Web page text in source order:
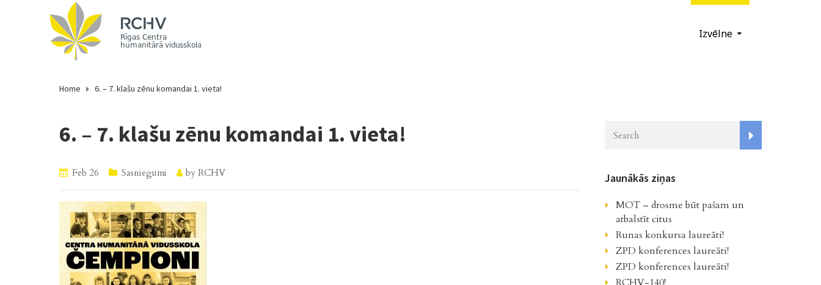
Izvēlne
Home 6. – 7. klašu zēnu komandai 1. vieta!
6. – 7. klašu zēnu komandai 1. vieta!
Feb 26 Sasniegumi by RCHV Jaunākās ziņas
MOT – drosme būt pašam un
atbalstīt citus
Runas konkursa laureāti!
ZPD konferences laureāti!
ZPD konferences laureāti!